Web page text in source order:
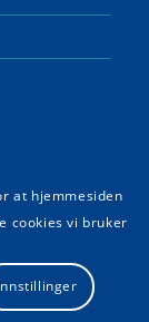
at hjemmesiden
cookies vi bruker